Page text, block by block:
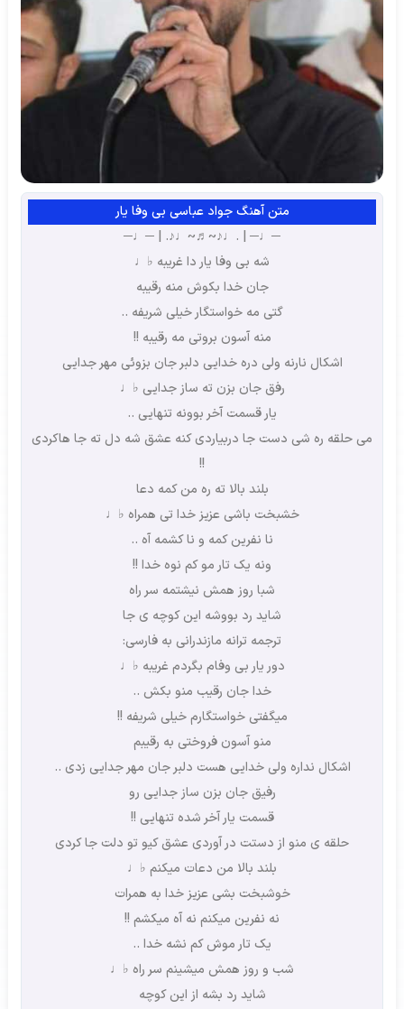
متن آهنگ جواد عباسی بی وفا یار
─♩─ | .♩♪~♬~♩♪. | ─♩─
شه بی وفا یار دا غریبه ♭♩
جان خدا بکوش منه رقیبه
گتی مه خواستگار خیلی شریفه ..
منه آسون بروتی مه رقیبه !!
اشکال نارنه ولی دره خدایی دلبر جان بزوئی مهر جدایی
رفق جان بزن ته ساز جدایی ♭♩
یار قسمت آخر بوونه تنهایی ..
می حلقه ره شی دست جا دربیاردی کنه عشق شه دل ته جا هاکردی
!!
بلند بالا ته ره من کمه دعا
خشبخت باشی عزیز خدا تی همراه ♭♩
نا نفرین کمه و نا کشمه آه ..
ونه یک تار مو کم نوه خدا !!
شبا روز همش نیشتمه سر راه
شاید رد بووشه این کوچه ی جا
ترجمه ترانه مازندرانی به فارسی:
دور یار بی وفام بگردم غریبه ♭♩
خدا جان رقیب منو بکش ..
میگفتی خواستگارم خیلی شریفه !!
منو آسون فروختی به رقیبم
اشکال نداره ولی خدایی هست دلبر جان مهر جدایی زدی ..
رفیق جان بزن ساز جدایی رو
قسمت یار آخر شده تنهایی !!
حلقه ی منو از دستت در آوردی عشق کیو تو دلت جا کردی
بلند بالا من دعات میکنم ♭♩
خوشبخت بشی عزیز خدا به همرات
نه نفرین میکنم نه آه میکشم !!
یک تار موش کم نشه خدا ..
شب و روز همش میشینم سر راه ♭♩
شاید رد بشه از این کوچه